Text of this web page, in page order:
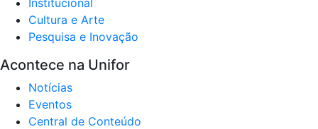
Institucional
Cultura e Arte
Pesquisa e Inovação
Acontece na Unifor
Notícias
Eventos
Central de Conteúdo